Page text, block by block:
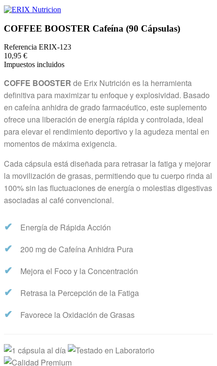
COFFEE BOOSTER Cafeína (90 Cápsulas)
Referencia ERIX-123
10,95 €
Impuestos incluidos
COFFE BOOSTER de Erix Nutrición es la herramienta
definitiva para maximizar tu enfoque y explosividad. Basado
en cafeína anhidra de grado farmacéutico, este suplemento
ofrece una liberación de energía rápida y controlada, ideal
para elevar el rendimiento deportivo y la agudeza mental en
momentos de máxima exigencia.
Cada cápsula está diseñada para retrasar la fatiga y mejorar
la movilización de grasas, permitiendo que tu cuerpo rinda al
100% sin las fluctuaciones de energía o molestias digestivas
asociadas al café convencional.
✔ Energía de Rápida Acción
✔ 200 mg de Cafeína Anhidra Pura
✔ Mejora el Foco y la Concentración
✔ Retrasa la Percepción de la Fatiga
✔ Favorece la Oxidación de Grasas